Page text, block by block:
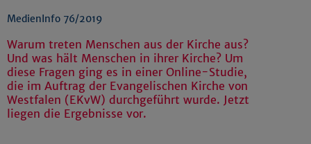
MedienInfo 76/2019
Warum treten Menschen aus der Kirche aus?
Und was hält Menschen in ihrer Kirche? Um
diese Fragen ging es in einer Online-Studie,
die im Auftrag der Evangelischen Kirche von
Westfalen (EKvW) durchgeführt wurde. Jetzt
liegen die Ergebnisse vor.